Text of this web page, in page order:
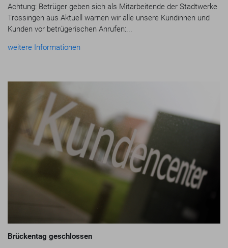
Achtung: Betrüger geben sich als Mitarbeitende der Stadtwerke
Trossingen aus Aktuell warnen wir alle unsere Kundinnen und
Kunden vor betrügerischen Anrufen:...
weitere Informationen
Brückentag geschlossen